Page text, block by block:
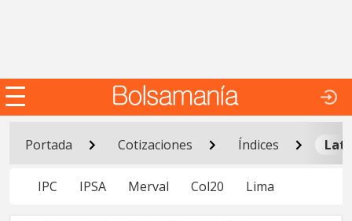
Portada Cotizaciones Índices
IPC IPSA Merval Col20 Lima